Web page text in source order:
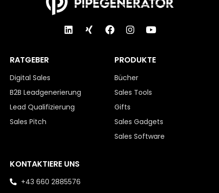
RATGEBER
Digital Sales
B2B Leadgenerierung
Lead Qualifizierung
Sales Pitch
PRODUKTE
Bücher
Sales Tools
Gifts
Sales Gadgets
Sales Software
KONTAKTIERE UNS
+43 660 2885576